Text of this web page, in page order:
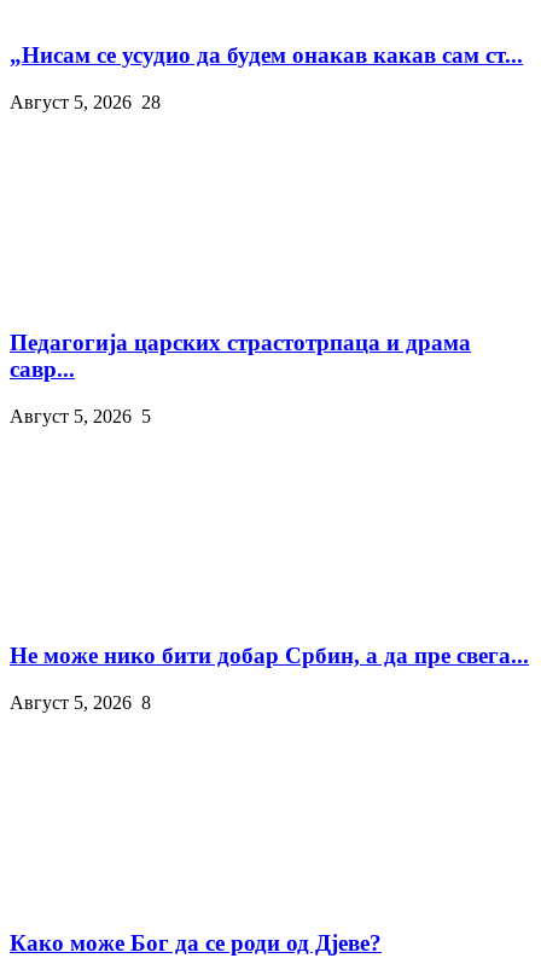
„Нисам се усудио да будем онакав какав сам ст...
Август 5, 2026 28
Педагогија царских страстотрпаца и драма
савр...
Август 5, 2026 5
Не може нико бити добар Србин, а да пре свега...
Август 5, 2026 8
Како може Бог да се роди од Дјеве?